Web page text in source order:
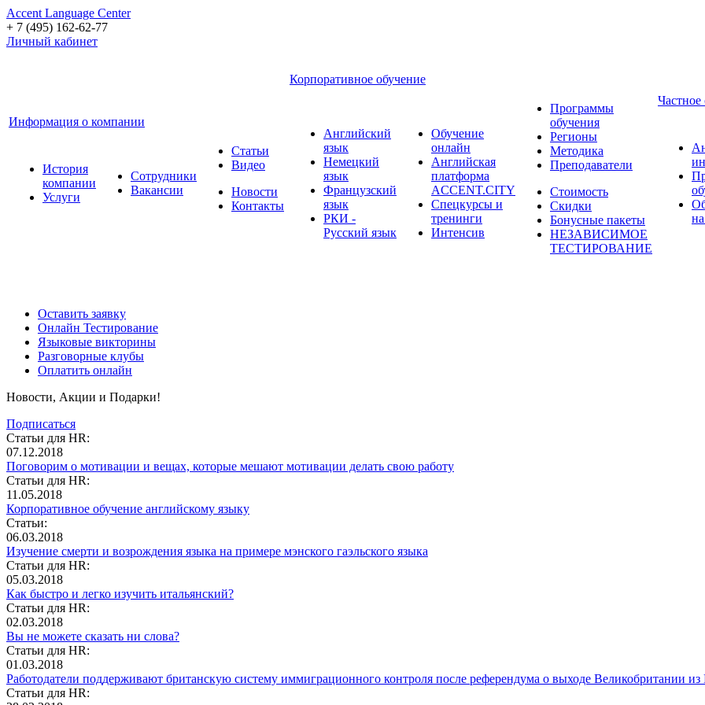
Accent Language Center
+ 7 (495) 162-62-77
Личный кабинет
Информация о компании
История
компании
Услуги
Сотрудники
Вакансии
Статьи
Видео
Новости
Контакты
Корпоративное обучение
Английский
язык
Немецкий
язык
Французский
язык
РКИ -
Русский язык
Обучение
онлайн
Английская
платформа
ACCENT.CITY
Спецкурсы и
тренинги
Интенсив
Программы
обучения
Регионы
Методика
Преподаватели
Стоимость
Скидки
Бонусные пакеты
НЕЗАВИСИМОЕ
ТЕСТИРОВАНИЕ
Частное
Оставить заявку
Онлайн Тестирование
Языковые викторины
Разговорные клубы
Оплатить онлайн
Новости, Акции и Подарки!
Подписаться
Статьи для HR:
07.12.2018
Поговорим о мотивации и вещах, которые мешают мотивации делать свою работу
Статьи для HR:
11.05.2018
Корпоративное обучение английскому языку
Статьи:
06.03.2018
Изучение смерти и возрождения языка на примере мэнского гаэльского языка
Статьи для HR:
05.03.2018
Как быстро и легко изучить итальянский?
Статьи для HR:
02.03.2018
Вы не можете сказать ни слова?
Статьи для HR:
01.03.2018
Работодатели поддерживают британскую систему иммиграционного контроля после референдума о выходе Великобритании
Статьи для HR: